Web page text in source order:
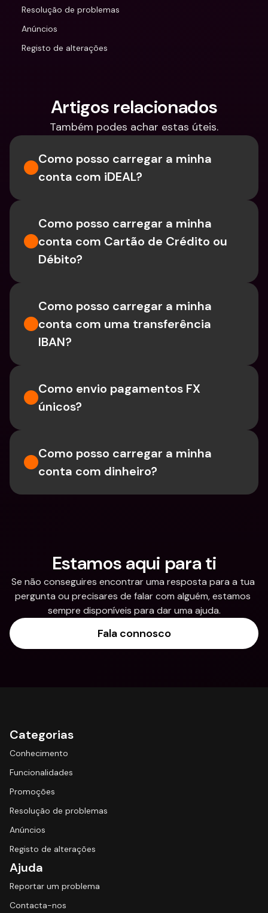
Resolução de problemas
Anúncios
Registo de alterações
Artigos relacionados
Também podes achar estas úteis.
Como posso carregar a minha
conta com iDEAL?
Como posso carregar a minha
conta com Cartão de Crédito ou
Débito?
Como posso carregar a minha
conta com uma transferência
IBAN?
Como envio pagamentos FX
únicos?
Como posso carregar a minha
conta com dinheiro?
Estamos aqui para ti
Se não conseguires encontrar uma resposta para a tua
pergunta ou precisares de falar com alguém, estamos
sempre disponíveis para dar uma ajuda.
Fala connosco
Categorias
Conhecimento
Funcionalidades
Promoções
Resolução de problemas
Anúncios
Registo de alterações
Ajuda
Reportar um problema
Contacta-nos